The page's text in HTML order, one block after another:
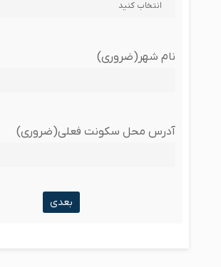
نام شهر (ضروری)
آدرس محل سکونت فعلی(ضروری)